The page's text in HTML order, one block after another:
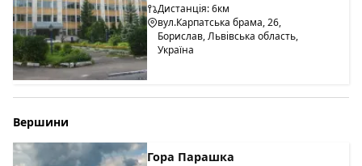
Дистанція: 6км
вул.Карпатська брама, 26,
Борислав, Львівська область,
Україна
Вершини
Гора Парашка